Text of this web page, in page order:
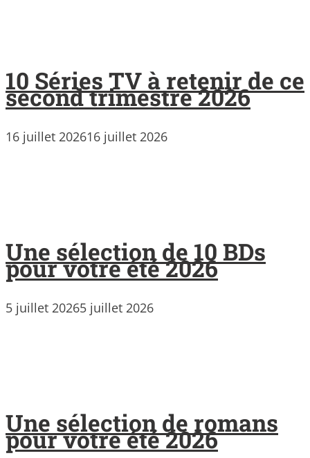
10 Séries TV à retenir de ce
second trimestre 2026
16 juillet 202616 juillet 2026
Une sélection de 10 BDs
pour votre été 2026
5 juillet 20265 juillet 2026
Une sélection de romans
pour votre été 2026